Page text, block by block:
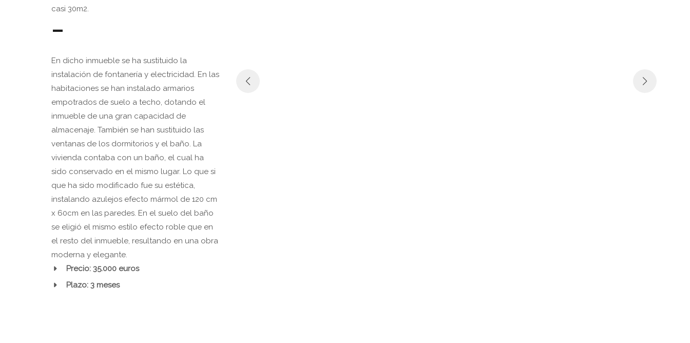
casi 30m2.
–
En dicho inmueble se ha sustituido la
instalación de fontanería y electricidad. En las
habitaciones se han instalado armarios
empotrados de suelo a techo, dotando el
inmueble de una gran capacidad de
almacenaje. También se han sustituido las
ventanas de los dormitorios y el baño. La
vivienda contaba con un baño, el cual ha
sido conservado en el mismo lugar. Lo que si
que ha sido modificado fue su estética,
instalando azulejos efecto mármol de 120 cm
x 60cm en las paredes. En el suelo del baño
se eligió el mismo estilo efecto roble que en
el resto del inmueble, resultando en una obra
moderna y elegante.
Precio: 35.000 euros
Plazo: 3 meses